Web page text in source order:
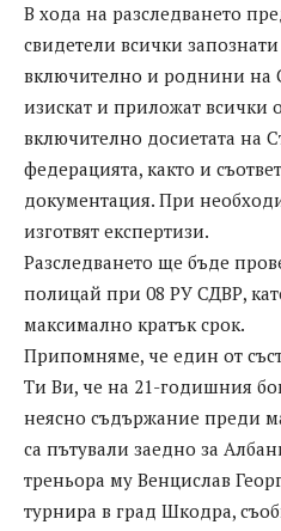
В хода на разследването
свидетели всички
включително и роднини на
изискат и приложат всички
включително досиетата на
федерацията, както и
документация. При
изготвят експертизи.
Разследването ще бъде
полицай при 08 РУ СДВР,
максимално кратък срок.
Припомняме, че един от
Ти Ви, че на 21-годишния
неясно съдържание преди
са пътували заедно за
треньора му Венцислав
турнира в град Шкодра,